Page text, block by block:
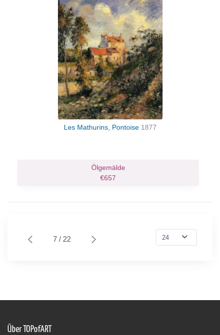
Les Mathurins, Pontoise 1877
Ölgemälde
€657
7 / 22
Über TOPofART